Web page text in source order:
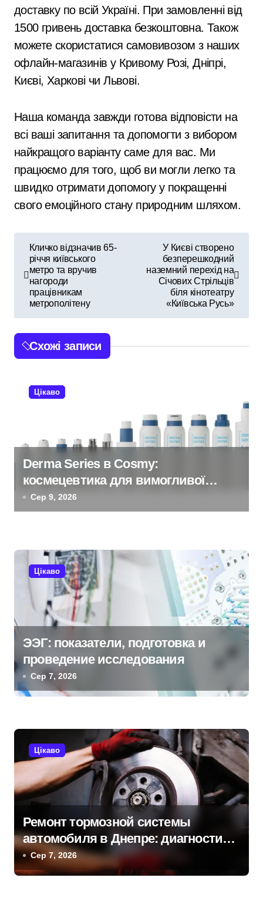
доставку по всій Україні. При замовленні від
1500 гривень доставка безкоштовна. Також
можете скористатися самовивозом з наших
офлайн-магазинів у Кривому Розі, Дніпрі,
Києві, Харкові чи Львові.
Наша команда завжди готова відповісти на
всі ваші запитання та допомогти з вибором
найкращого варіанту саме для вас. Ми
працюємо для того, щоб ви могли легко та
швидко отримати допомогу у покращенні
свого емоційного стану природним шляхом.
і
г
а
п
с
Кличко відзначив 65-
річчя київського
метро та вручив
нагороди
працівникам
метрополітену
У Києві створено
безперешкодний
наземний перехід на
Січових Стрільців
біля кінотеатру
«Київська Русь»
Схожі записи
Цікаво
Derma Series в Cosmy:
космецевтика для вимогливої
шкіри
Сер 9, 2026
Цікаво
ЭЭГ: показатели, подготовка и
проведение исследования
Сер 7, 2026
Цікаво
Ремонт тормозной системы
автомобиля в Днепре: диагностика,
обслуживание и замена деталей
Сер 7, 2026